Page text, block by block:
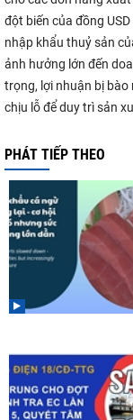
đột biến của đồng
nhập khẩu thuỷ sản
ảnh hưởng lớn đến
trọng, lợi nhuận bị
chịu lỗ để duy trì sản
PHÁT TIẾP THEO